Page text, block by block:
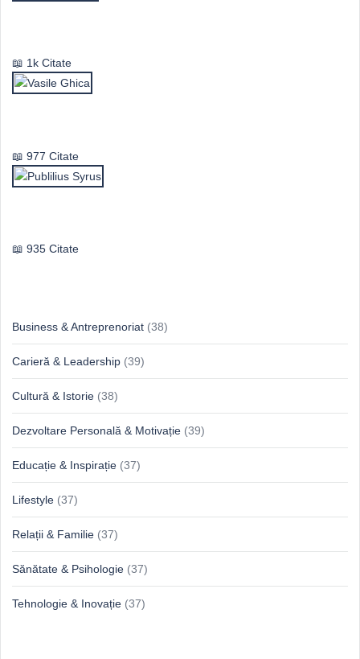
1k Citate
977 Citate
935 Citate
Business & Antreprenoriat (38)
Carieră & Leadership (39)
Cultură & Istorie (38)
Dezvoltare Personală & Motivație (39)
Educație & Inspirație (37)
Lifestyle (37)
Relații & Familie (37)
Sănătate & Psihologie (37)
Tehnologie & Inovație (37)